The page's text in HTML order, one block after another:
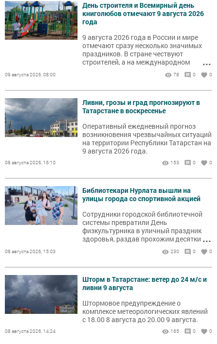
День строителя и Всемирный день
книголюбов отмечают 9 августа 2026
года
9 августа 2026 года в России и мире
отмечают сразу несколько значимых
праздников. В стране чествуют
строителей, а на международном
уровне поздравляют книголюбов и
...
09 августа 2026, 08:00 78 0 0
Ливни, грозы и град прогнозируют в
Татарстане в воскресенье
Оперативный ежедневный прогноз
возникновения чрезвычайных ситуаций
на территории Республики Татарстан на
9 августа 2026 года.
08 августа 2026, 16:10 153 0 0
Библиотекари Нурлата вышли на
улицы города со спортивной акцией
Сотрудники городской библиотечной
системы превратили День
физкультурника в уличный праздник
здоровья, раздав прохожим десятки
информационных листовок и заряд
...
08 августа 2026, 15:03 230 0 0
Шторм в Татарстане: ветер до 24 м/с и
ливни 9 августа
Штормовое предупреждение о
комплексе метеорологических явлений
с 18.00 8 августа до 20.00 9 августа.
08 августа 2026, 14:24 165 0 0